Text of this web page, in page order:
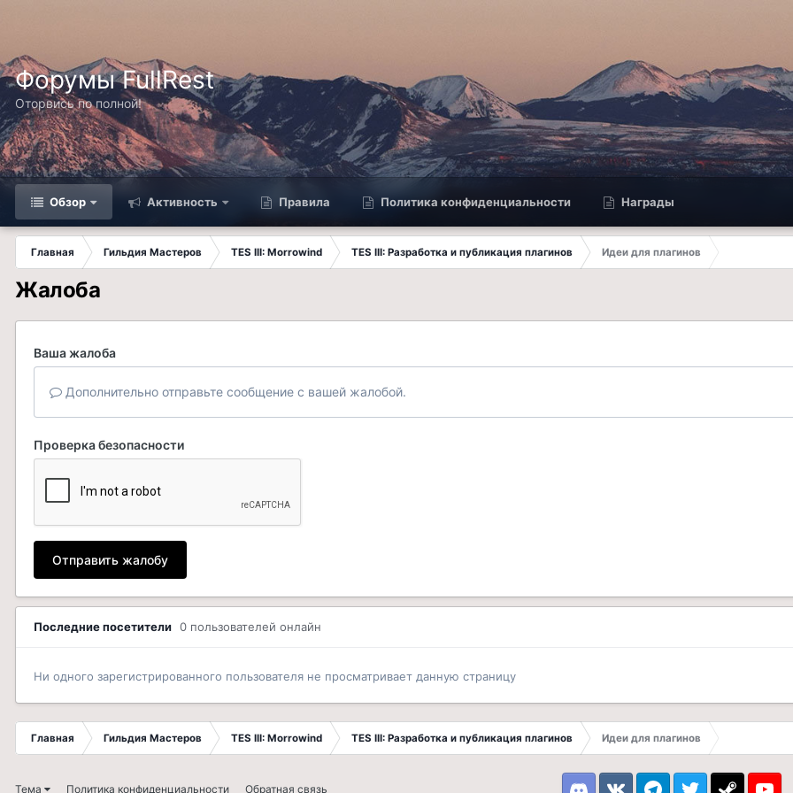
Форумы FullRest
Оторвись по полной!
Обзор Активность Правила Политика конфиденциальности Награды
Главная Гильдия Мастеров TES III: Morrowind TES III: Разработка и публикация плагинов
Идеи для плагинов
Жалоба
Ваша жалоба
Дополнительно отправьте сообщение с вашей жалобой.
Проверка безопасности
Отправить жалобу
Последние посетители 0 пользователей онлайн
Ни одного зарегистрированного пользователя не просматривает данную страницу
Главная Гильдия Мастеров TES III: Morrowind TES III: Разработка и публикация плагинов Идеи для плагинов
Тема Политика конфиденциальности Обратная связь